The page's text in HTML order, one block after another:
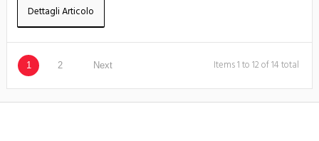
Dettagli Articolo
Items 1 to 12 of 14 total
1 2 Next